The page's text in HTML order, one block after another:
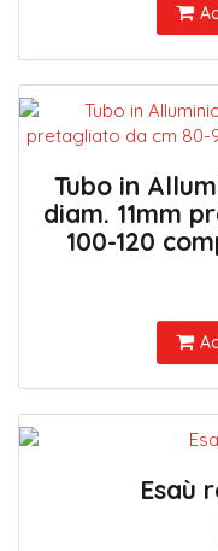
Tubo in
diam. 11mm
100-120
Esaù